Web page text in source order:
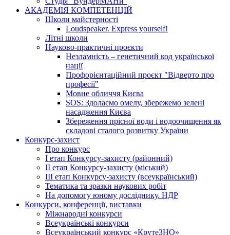
АКАДЕМІЯ КОМПЕТЕНЦІЙ
Школи майстерності
Loudspeaker. Express yourself!
Літні школи
Науково-практичні проєкти
Незламність – генетичний код української
нації
Профорієнтаційний проєкт "Відверто про
професії"
Мовне обличчя Києва
SOS: Здолаємо омелу, збережемо зелені
насадження Києва
Збереження прісної води і водоочищення як
складові сталого розвитку України
Конкурс-захист
Про конкурс
І етап Конкурсу-захисту (районний)
ІІ етап Конкурсу-захисту (міський)
ІІІ етап Конкурсу-захисту (всеукраїнський)
Тематика та зразки наукових робіт
На допомогу юному досліднику. НДР
Конкурси, конференції, виставки
Міжнародні конкурси
Всеукраїнські конкурси
Всеукраїнський конкурс «КрутеЗНО»